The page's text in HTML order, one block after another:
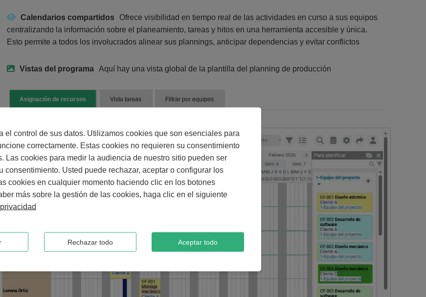
Calendarios compartidos
Ofrece visibilidad en tiempo real de las actividades en curso a sus equipos
centralizando la información sobre el planeamiento, tareas y hitos en una herramienta accesible y única.
Esto permite a todos los involucrados alinear sus plannings, anticipar dependencias y evitar conflictos
Vistas del programa Aquí hay una vista global de la plantilla del planning de producción
Asignación de recursos Vista tareas Filtrar por equipos
el control de sus datos. Utilizamos cookies que son esenciales para
correctamente. Estas cookies no requieren su consentimiento
Las cookies para medir la audiencia de nuestro sitio pueden ser
consentimiento. Usted puede rechazar, aceptar o configurar los
cookies en cualquier momento haciendo clic en los botones
más sobre la gestión de las cookies, haga clic en el siguiente
Rechazar todo Aceptar todo